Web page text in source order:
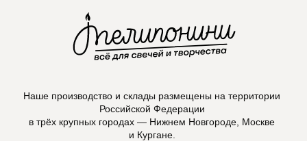
Наше производство и склады размещены на территории
Российской Федерации
в трёх крупных городах — Нижнем Новгороде, Москве
и Кургане.